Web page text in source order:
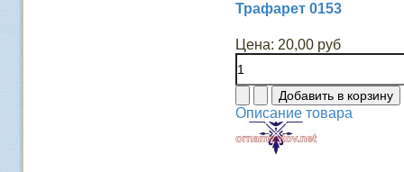
Трафарет 0153
Цена: 20,00 руб
Описание товара